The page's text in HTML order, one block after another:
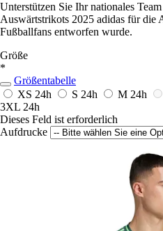
Unterstützen Sie Ihr nationales
Auswärtstrikots 2025 adidas für die
Fußballfans entworfen wurde.
Größe
*
Größentabelle
XS 24h S 24h M 24h
3XL 24h
Dieses Feld ist erforderlich
Aufdrucke